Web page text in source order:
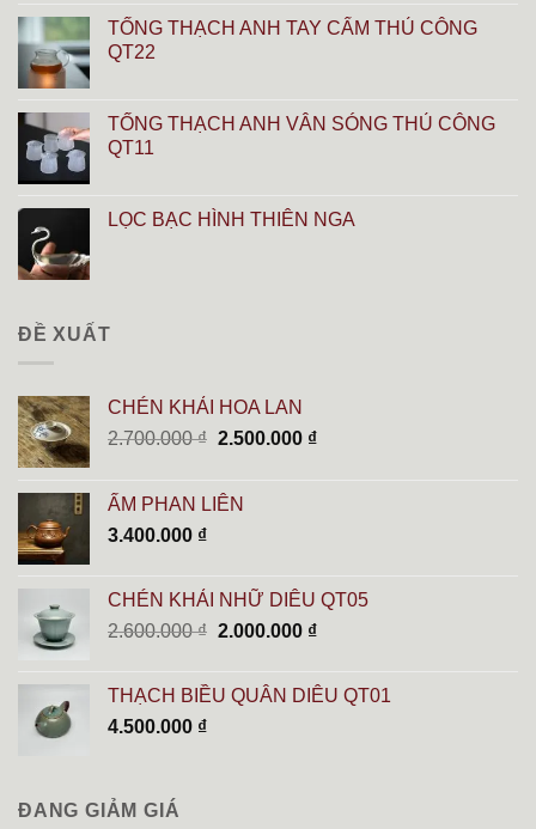
TỐNG THẠCH ANH TAY CẨM THỦ CÔNG
QT22
TỐNG THẠCH ANH VÂN SÓNG THỦ CÔNG
QT11
LỌC BẠC HÌNH THIÊN NGA
ĐỀ XUẤT
CHÉN KHẢI HOA LAN
2.700.000₫ Giá
2.700.000 ₫.
2.500.000 ₫Giá
ẤM PHAN LIÊN
3.400.000 ₫
CHÉN KHẢI NHỮ DIÊU QT05
2.600.000₫ Giá
2.600.000 ₫.
2.000.000 ₫Giá
tại
là:
THẠCH BIỀU QUÂN DIÊU QT01
4.500.000 ₫
ĐANG GIẢM GIÁ